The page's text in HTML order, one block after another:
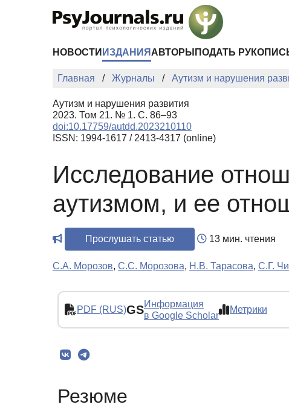
НОВОСТИ ИЗДАНИЯ АВТОРЫ ПОДАТЬ
Главная Журналы Аутизм и нарушения
Аутизм и нарушения развития
2023. Том 21. № 1. С. 86–93
doi:10.17759/autdd.2023210110
ISSN: 1994-1617 / 2413-4317 (online)
Исследование
аутизмом, и ее
Прослушать статью 13 мин. чтения
С.А. Морозов, С.С. Морозова, Н.В. Тарасова, С.Г.
PDF (RUS)GSИнформация
в Google Scholar
Метрики
Резюме